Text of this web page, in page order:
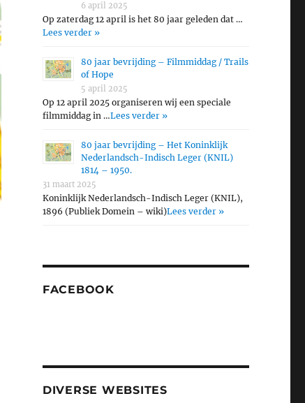
6 april 2025
Op zaterdag 12 april is het 80 jaar geleden dat …
Lees verder »
80 jaar bevrijding – Filmmiddag / Trails
of Hope
5 april 2025
Op 12 april 2025 organiseren wij een speciale
filmmiddag in …Lees verder »
80 jaar bevrijding – Het Koninklijk
Nederlandsch-Indisch Leger (KNIL)
1814 – 1950.
31 maart 2025
Koninklijk Nederlandsch-Indisch Leger (KNIL),
1896 (Publiek Domein – wiki)Lees verder »
FACEBOOK
DIVERSE WEBSITES